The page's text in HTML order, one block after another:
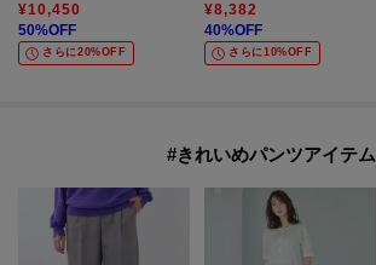
¥10,450
50%OFF
さらに20%OFF
¥8,382
40%OFF
さらに10%OFF
#きれいめパンツアイテム